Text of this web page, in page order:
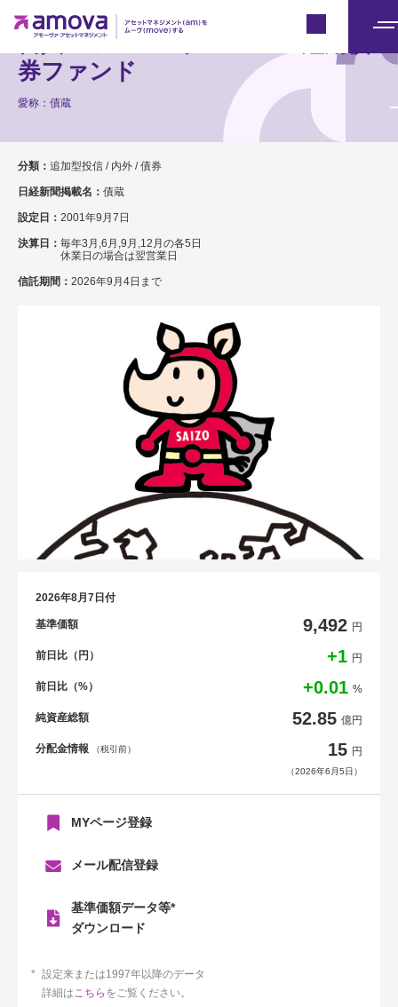
ニ
日興・ピムコ・グローバル短期債
券ファンド
愛称：債蔵
分類： 追加型投信 / 内外 / 債券
日経新聞掲載名： 債蔵
設定日： 2001年9月7日
決算日： 毎年3月,6月,9月,12月の各5日
休業日の場合は翌営業日
信託期間： 2026年9月4日まで
2026年8月7日付
基準価額 9,492 円
前日比（円） +1 円
前日比（%） +0.01 %
純資産総額 52.85 億円
分配金情報 （税引前） 15 円
（2026年6月5日）
MYページ登録
メール配信登録
基準価額データ等*
ダウンロード
設定来または1997年以降のデータ
詳細はこちら をご覧ください。